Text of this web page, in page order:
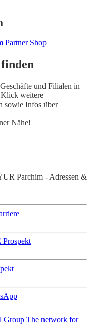
Partner Shop
und Filialen in
weitere
sowie Infos über
Nähe!
Parchim - Adressen &
Prospekt
App
Group The network for